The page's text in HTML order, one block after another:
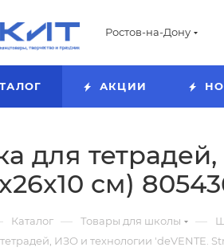
Ростов-на-Дону
АКЦИИ
для
см)
Каталог — Товары для школы —
ИЗО и технологии 'deVENTE.